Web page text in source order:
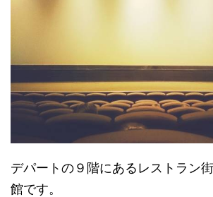
デパートの９階にあるレストラン
館です。